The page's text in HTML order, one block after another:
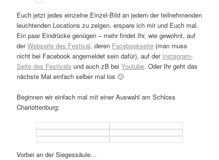
Euch jetzt jedes einzelne Einzel-Bild an jedem der teilnehmenden
leuchtenden Locations zu zeigen, erspare ich mir und Euch mal.
Ein paar Eindrücke genügen – mehr findet Ihr, wie gewohnt, auf
derWebseite des Festival, deren Facebookseite (man muss
nicht bei Facebook angemeldet sein dafür), auf der Instagram-
Seite des Festivals und auch zB beiYoutube. Oder Ihr geht das
nächste Mal einfach selber mal los 🙂
Beginnen wir einfach mal mit einer Auswahl am Schloss
Charlottenburg:
Vorbei an der Siegessäule…